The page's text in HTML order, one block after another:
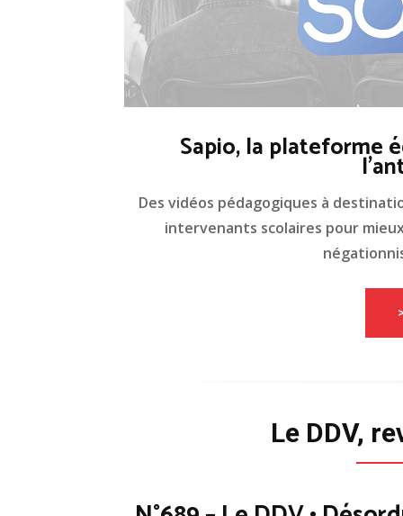
Sapio, la plateforme
Des vidéos pédagogiques à
intervenants scolaires pour
Le DDV,